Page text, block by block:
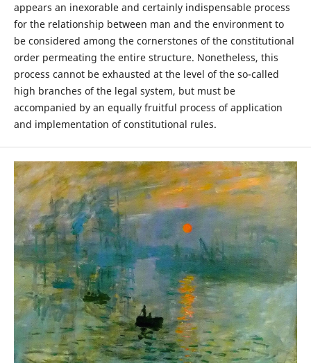
appears an inexorable and certainly indispensable process
for the relationship between man and the environment to
be considered among the cornerstones of the constitutional
order permeating the entire structure. Nonetheless, this
process cannot be exhausted at the level of the so-called
high branches of the legal system, but must be
accompanied by an equally fruitful process of application
and implementation of constitutional rules.